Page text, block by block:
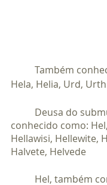
Hela, Helia, Urd,
conhecido como:
Hellawisi, Hellewite,
Halvete, Helvede